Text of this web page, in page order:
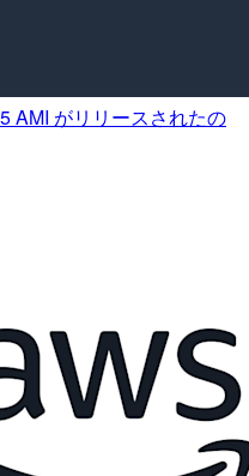
AMI がリリースされたの